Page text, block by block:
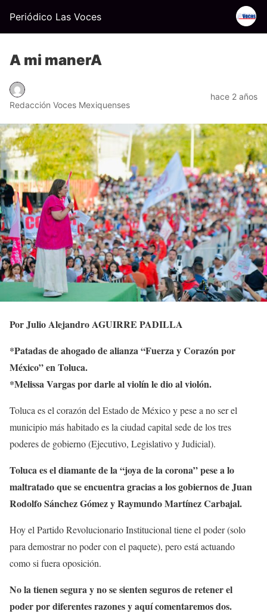
Periódico Las Voces
A mi manerA
Redacción Voces Mexiquenses
hace 2 años
Por Julio Alejandro AGUIRRE PADILLA
*Patadas de ahogado de alianza “Fuerza y Corazón por
México” en Toluca.
*Melissa Vargas por darle al violín le dio al violón.
Toluca es el corazón del Estado de México y pese a no ser el
municipio más habitado es la ciudad capital sede de los tres
poderes de gobierno (Ejecutivo, Legislativo y Judicial).
Toluca es el diamante de la “joya de la corona” pese a lo
maltratado que se encuentra gracias a los gobiernos de Juan
Rodolfo Sánchez Gómez y Raymundo Martínez Carbajal.
Hoy el Partido Revolucionario Institucional tiene el poder (solo
para demostrar no poder con el paquete), pero está actuando
como si fuera oposición.
No la tienen segura y no se sienten seguros de retener el
poder por diferentes razones y aquí comentaremos dos.